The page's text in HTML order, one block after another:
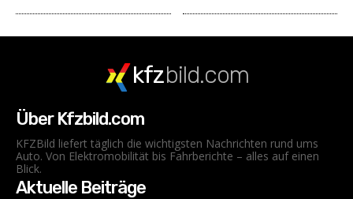
kfzbild.com
Über Kfzbild.com
KFZBild liefert täglich die wichtigsten Nachrichten rund ums
Auto. Von Elektromobilität bis Fahrberichte – alles auf einen
Blick.
Aktuelle Beiträge